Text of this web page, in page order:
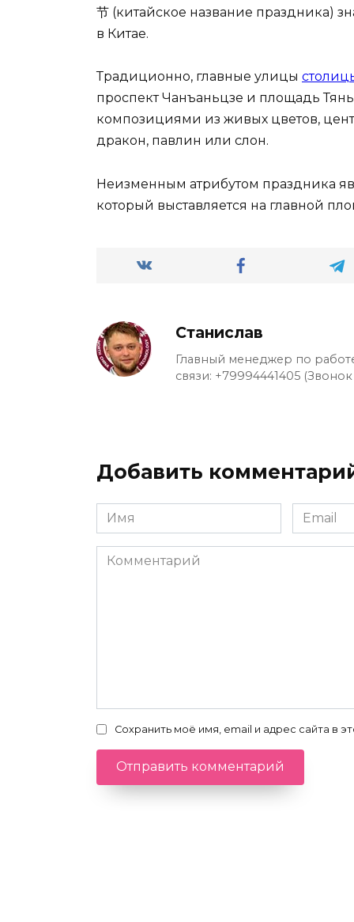
节 (китайское название праздника)
в Китае.
Традиционно, главные улицы
проспект Чанъаньцзе и площадь
композициями из живых цветов,
дракон, павлин или слон.
Неизменным атрибутом праздника
который выставляется на главной
Станислав
Главный менеджер по
связи: +79994441405
Добавить
Имя
*
Email
*
Комментарий
Сохранить моё имя, email и адрес сайта в